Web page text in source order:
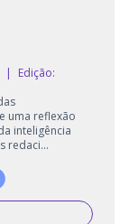
|
Edição:
uma reflexão
inteligência
redaci...